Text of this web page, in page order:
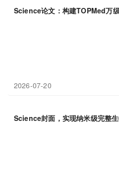
Science论文：构建TOPMed万
2026-07-20
Science封面，实现纳米级完整